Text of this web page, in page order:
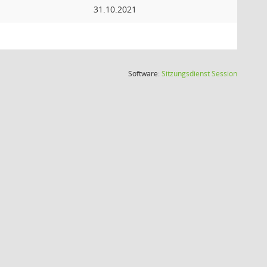
31.10.2021
Software:SitzungsdienstSession(Wird in